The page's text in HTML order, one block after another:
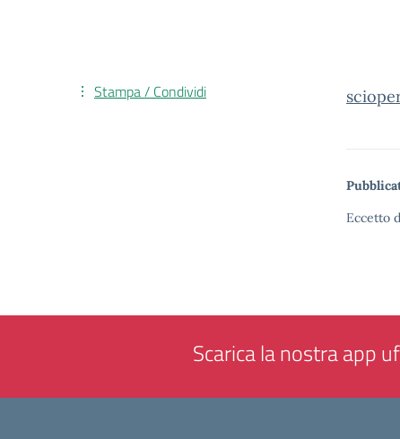
Eccetto
Stampa / Condividi
Scarica la nostra app